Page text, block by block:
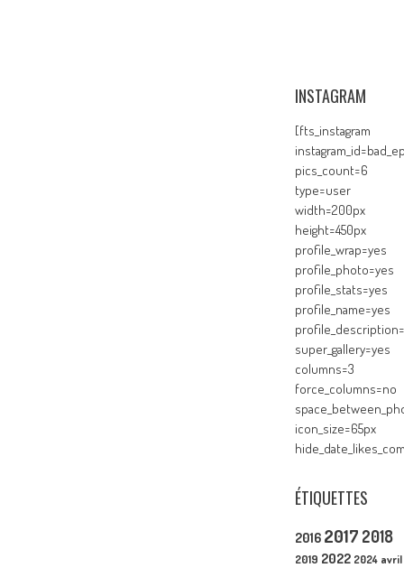
INSTAGRAM
[fts_instagram
pics_count=6
type=user
width=200px
height=450px
profile_wrap=yes
profile_photo=yes
profile_stats=yes
profile_name=yes
super_gallery=yes
columns=3
force_columns=no
icon_size=65px
ÉTIQUETTES
2016 2017 2018
2019 2022 2024 avril